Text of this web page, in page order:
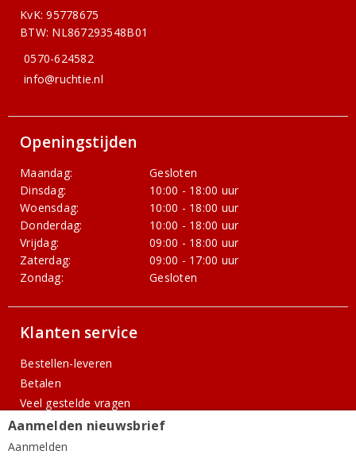
KvK: 95778675
BTW: NL867293548B01
0570-624582
info@ruchtie.nl
Openingstijden
Maandag:
Gesloten
Dinsdag:
10:00 - 18:00 uur
Woensdag:
10:00 - 18:00 uur
Donderdag:
10:00 - 18:00 uur
Vrijdag:
09:00 - 18:00 uur
Zaterdag:
09:00 - 17:00 uur
Zondag:
Gesloten
Klanten service
Bestellen-leveren
Betalen
Veel gestelde vragen
Kwaliteitsgarantie & Service
Wijnblog
Aanmelden nieuwsbrief
Aanmelden